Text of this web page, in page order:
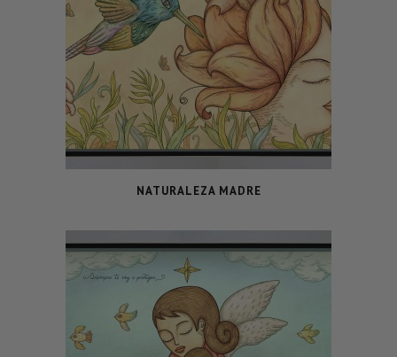
NATURALEZA MADRE